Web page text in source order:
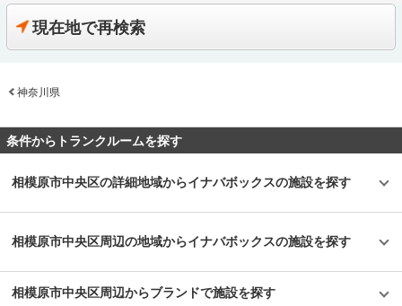
たレンタル収納スペース「INABA96」や「イナバボックス」を運営してい
る会社です。 今回は、イナバクリエイト株式会社が運営している
「INABA96西保木間店（イナバボックス）」の特長や利用用途などをご紹
介します。 「INABA96西保木間店（イナバボックス）」の特長を教えてく
駐車場も完備しております。2階建てエレベーター付きの「INABA96西保木
お客さんの幅広いニーズに対応できるプレミアムトランクルームです。部室
には、断熱材仕様の二重構造の床・壁・天井を採用し耐久性を重視してお
イン性の工夫もしている高品質なトランクルームです。 主にどんな方がご
ています。主な収納物としては季節物やお洋服、趣味の道具や大切なコレク
場として法人様の在庫管理などにもご利用いただいています。また、室内に
は音響設備やアロマを設置するなど、女性でも入りやすい雰囲気を演出して
トアップしています。 イナバ物置の部屋にはピッキング対応キーを取り入
現在地で再検索
神奈川県
条件からトランクルームを探す
相模原市中央区の詳細地域からイナバボックスの施設を探す
相模原市中央区周辺の地域からイナバボックスの施設を探す
相模原市中央区周辺からブランドで施設を探す